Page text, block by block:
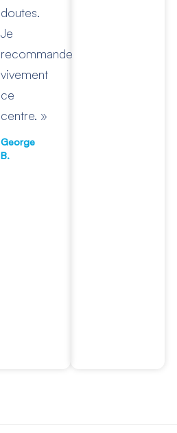
doutes.
Je
recommande
vivement
ce
centre. »
George
B.